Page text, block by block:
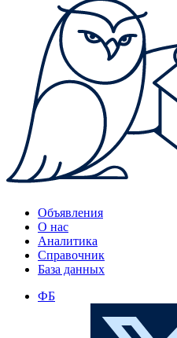
Объявления
О нас
Аналитика
Справочник
База данных
ФБ